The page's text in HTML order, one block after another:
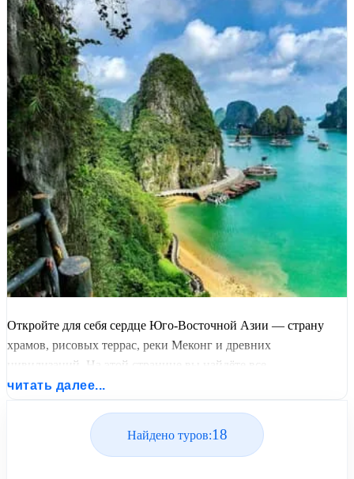
Откройте для себя сердце Юго-Восточной Азии — страну
храмов, рисовых террас, реки Меконг и древних
цивилизаций. На этой странице вы найдёте все
экскурсионные туры по Вьетнаму, Лаосу и Камбодже,
разработанные для тех, кто хочет не просто отдохнуть, а
погрузиться в культуру, историю и дух Азии.
Мы предлагаем готовые маршруты из Москвы с вылетами,
читать далее...
Найдено туров:18